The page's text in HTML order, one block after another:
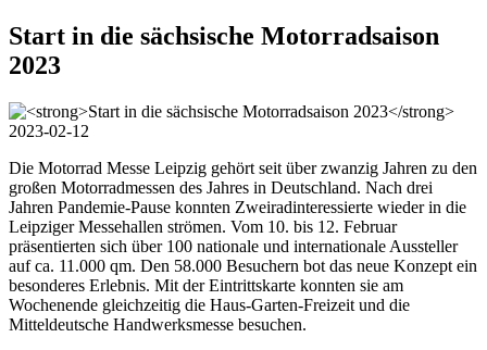
Start in die sächsische Motorradsaison
2023
2023-02-12
Die Motorrad Messe Leipzig gehört seit über zwanzig Jahren zu den
großen Motorradmessen des Jahres in Deutschland. Nach drei
Jahren Pandemie-Pause konnten Zweiradinteressierte wieder in die
Leipziger Messehallen strömen. Vom 10. bis 12. Februar
präsentierten sich über 100 nationale und internationale Aussteller
auf ca. 11.000 qm. Den 58.000 Besuchern bot das neue Konzept ein
besonderes Erlebnis. Mit der Eintrittskarte konnten sie am
Wochenende gleichzeitig die Haus-Garten-Freizeit und die
Mitteldeutsche Handwerksmesse besuchen.